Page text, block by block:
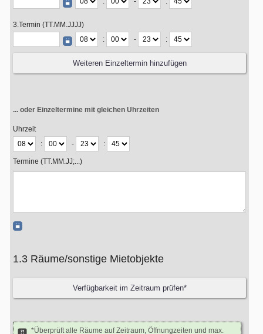
3.Termin (TT.MM.JJJJ)
:
- :
... oder Einzeltermine mit gleichen Uhrzeiten
Uhrzeit
:
- :
Termine (TT.MM.JJ;...)
1.3 Räume/sonstige Mietobjekte
*Überprüft alle Räume auf Zeitraum, Öffnungzeiten und max.